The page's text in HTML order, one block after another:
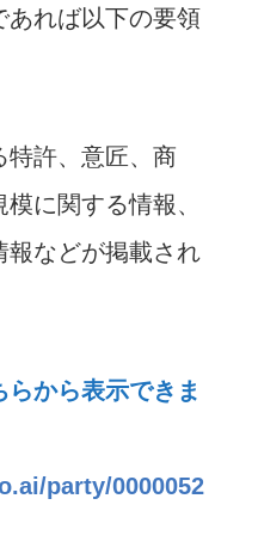
あれば以下の要領
特許、意匠、商
に関する情報、
報などが掲載され
らから表示できま
party/0000052